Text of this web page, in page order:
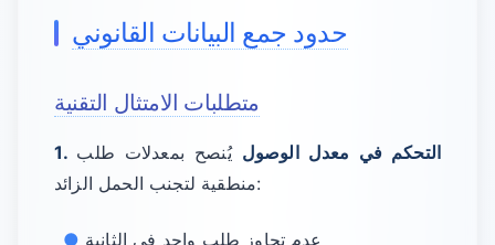
حدود جمع البيانات القانوني
متطلبات الامتثال التقنية
1. التحكم في معدل الوصول يُنصح بمعدلات طلب
منطقية لتجنب الحمل الزائد:
عدم تجاوز طلب واحد في الثانية